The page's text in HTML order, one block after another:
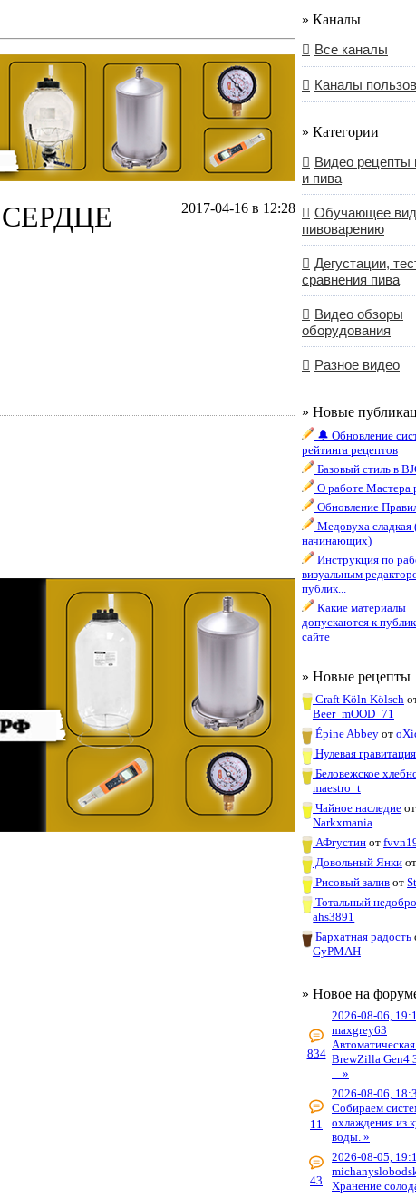
2017-04-16 в 12:28
СЕРДЦЕ
» Каналы
Все каналы
Каналы
» Категории
Видео рецепты
и пива
Обучающее
пивоварению
Дегустации,
сравнения пива
Видео обзоры
оборудования
Разное видео
» Новые
🔔 Обновление
рейтинга рецептов
Базовый стиль в
О работе Мастера
Обновление
Медовуха сладкая
начинающих)
Инструкция по
визуальным
публик...
Какие материалы
допускаются к
сайте
» Новые рецепты
Craft Köln Kölsch
Beer_mOOD_71
Épine Abbeyот
Нулевая гравитация
Беловежское
maestro_t
Чайное наследие от
Narkxmania
АФгустинот
Довольный Янки
Рисовый залив от
Тотальный
ahs3891
Бархатная радость
GyPMAH
» Новое на
834
2026-08-06,
maxgrey63
BrewZilla Gen4
... »
11
2026-08-06,
Собираем
охлаждения из
воды. »
43
2026-08-05,
Хранение